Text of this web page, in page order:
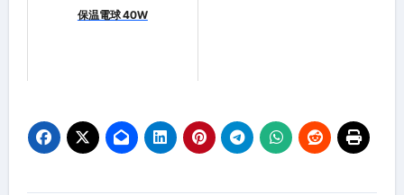
保温電球 40W